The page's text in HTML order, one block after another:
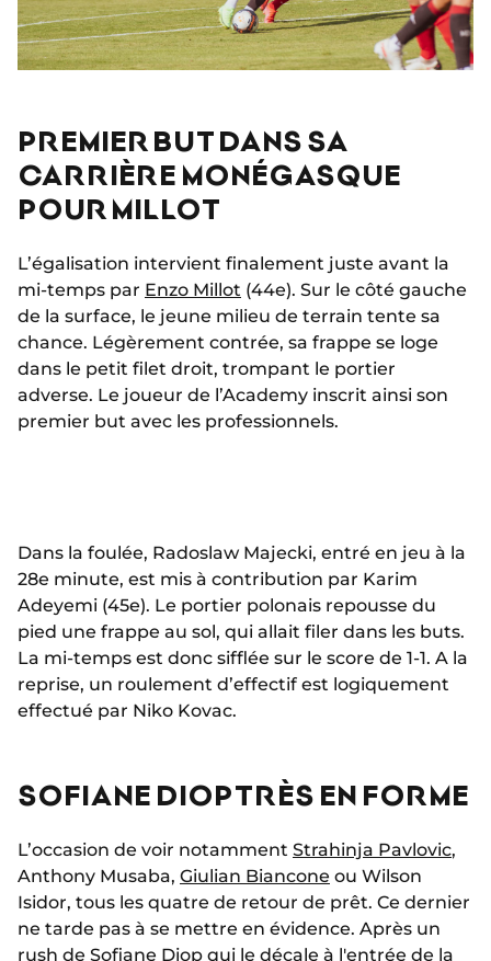
PREMIER BUT DANS SA
CARRIÈRE MONÉGASQUE
POUR MILLOT
L’égalisation intervient finalement juste avant la
mi-temps par Enzo Millot (44e). Sur le côté gauche
de la surface, le jeune milieu de terrain tente sa
chance. Légèrement contrée, sa frappe se loge
dans le petit filet droit, trompant le portier
adverse. Le joueur de l’Academy inscrit ainsi son
premier but avec les professionnels.
Dans la foulée, Radoslaw Majecki, entré en jeu à la
28e minute, est mis à contribution par Karim
Adeyemi (45e). Le portier polonais repousse du
pied une frappe au sol, qui allait filer dans les buts.
La mi-temps est donc sifflée sur le score de 1-1. A la
reprise, un roulement d’effectif est logiquement
effectué par Niko Kovac.
SOFIANE DIOP TRÈS EN FORME
L’occasion de voir notamment Strahinja Pavlovic,
Anthony Musaba, Giulian Biancone ou Wilson
Isidor, tous les quatre de retour de prêt. Ce dernier
ne tarde pas à se mettre en évidence. Après un
rush de Sofiane Diop qui le décale à l'entrée de la